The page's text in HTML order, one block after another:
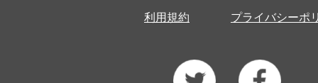
利用規約 プライバシーポ